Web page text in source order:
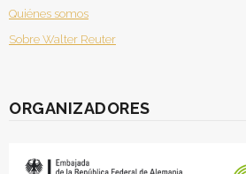
Quiénes somos
Sobre Walter Reuter
ORGANIZADORES